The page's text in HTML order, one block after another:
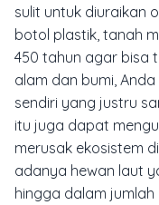
sulit untuk diuraikan
botol plastik, tanah
450 tahun agar bisa
alam dan bumi,
sendiri yang justru
itu juga dapat
merusak ekosistem
adanya hewan laut
hingga dalam